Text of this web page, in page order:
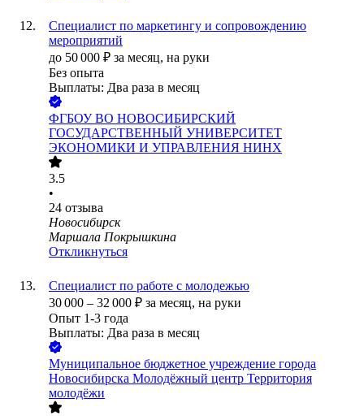
Специалист по маркетингу и сопровождению
мероприятий
до 50 000 ₽ за месяц, на руки
Без опыта
Выплаты: Два раза в месяц
ФГБОУ ВО НОВОСИБИРСКИЙ
ГОСУДАРСТВЕННЫЙ УНИВЕРСИТЕТ
ЭКОНОМИКИ И УПРАВЛЕНИЯ НИНХ
3.5
•
24 отзыва
Новосибирск
Маршала Покрышкина
Откликнуться
Специалист по работе с молодежью
30 000 – 32 000 ₽ за месяц, на руки
Опыт 1-3 года
Выплаты: Два раза в месяц
Муниципальное бюджетное учреждение города
Новосибирска Молодёжный центр Территория
молодёжи